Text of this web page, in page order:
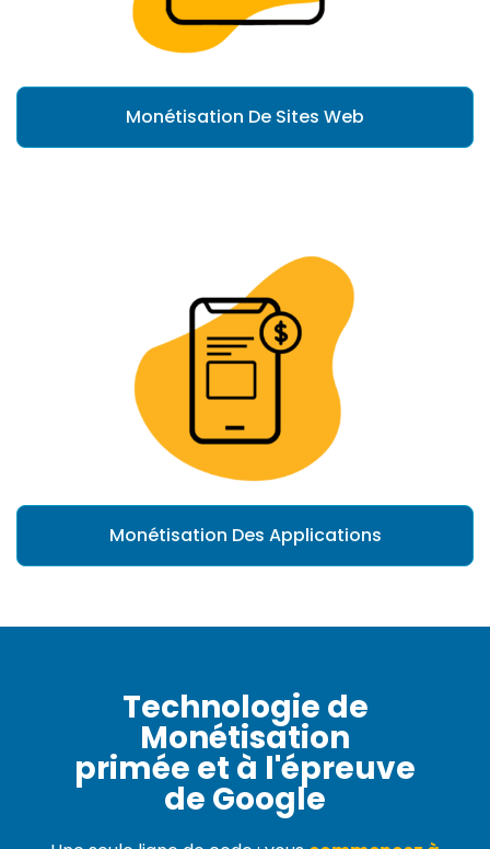
Monétisation De Sites Web
Monétisation Des Applications
Technologie de
Monétisation
primée et à l'épreuve
de Google